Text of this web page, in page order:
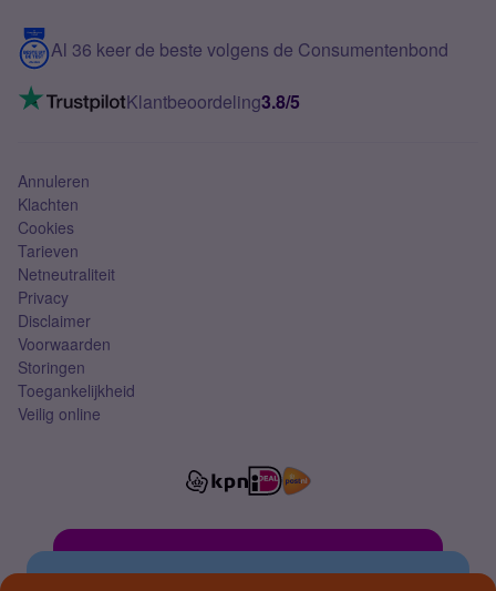
5G internet
Mobiel internet
Mobiel abonnement
Contact
VoLTE 4G bellen
Al 36 keer de beste volgens de Consumentenbond
Klantbeoordeling3.8/5
Annuleren
Klachten
Cookies
Tarieven
Netneutraliteit
Privacy
Disclaimer
Voorwaarden
Storingen
Toegankelijkheid
Veilig online